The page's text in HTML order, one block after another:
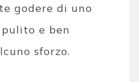
godere di uno
e ben
sforzo.